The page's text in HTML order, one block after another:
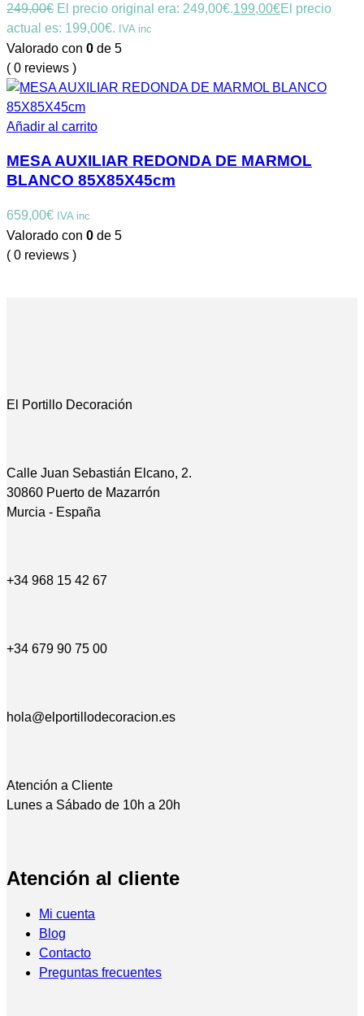
249,00€ El precio original era: 249,00€.199,00€El precio
actual es: 199,00€. IVA inc
Valorado con 0 de 5
( 0 reviews )
Añadir al carrito
MESA AUXILIAR REDONDA DE MARMOL
BLANCO 85X85X45cm
659,00€ IVA inc
Valorado con 0 de 5
( 0 reviews )
El Portillo Decoración
Calle Juan Sebastián Elcano, 2.
30860 Puerto de Mazarrón
Murcia - España
+34 968 15 42 67
+34 679 90 75 00
hola@elportillodecoracion.es
Atención a Cliente
Lunes a Sábado de 10h a 20h
Atención al cliente
Mi cuenta
Blog
Contacto
Preguntas frecuentes